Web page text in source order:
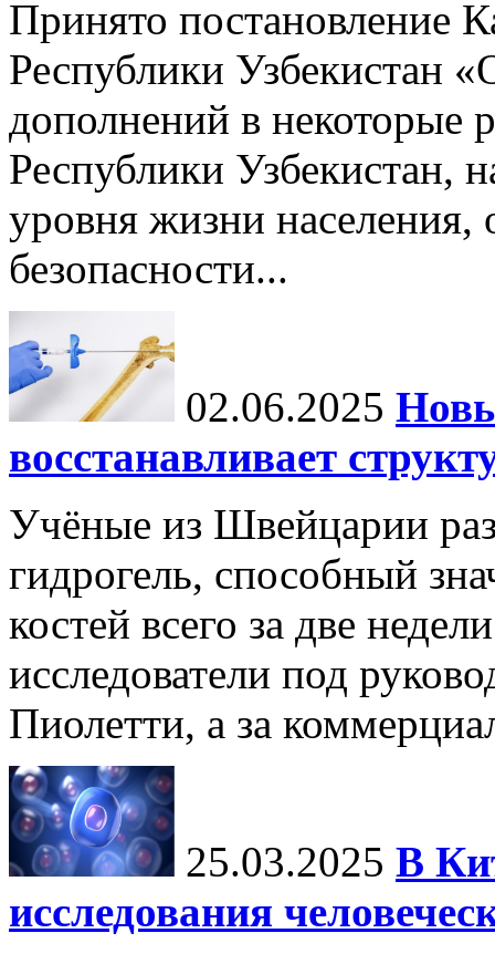
Принято постановление
Республики Узбекистан
дополнений в некоторые
Республики Узбекистан,
уровня жизни населения,
безопасности...
02.06.2025
восстанавливает
Учёные из Швейцарии
гидрогель, способный
костей всего за две
исследователи под
Пиолетти, а за
25.03.2025 В
исследования